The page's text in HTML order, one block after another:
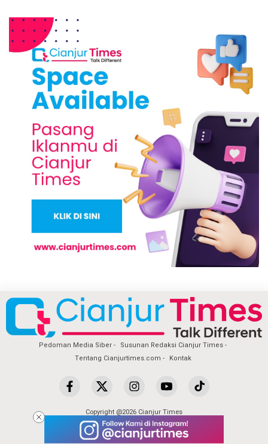
Pedoman Media Siber
Susunan Redaksi Cianjur Times
Tentang Cianjurtimes.com
Kontak
Copyright @2026 Cianjur Times
All Rights Reserved